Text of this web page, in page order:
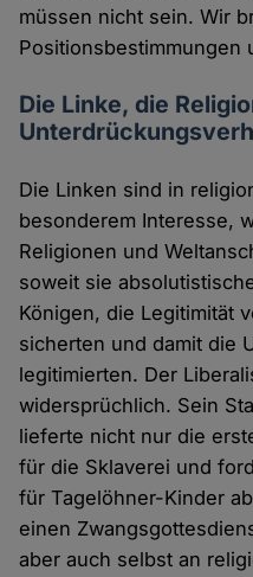
müssen nicht sein. Wir
Positionsbestimmungen
Die Linke, die
Die Linken sind in
besonderem Interesse,
Religionen und
soweit sie
Königen, die Legitimität
sicherten und damit die
legitimierten. Der
widersprüchlich. Sein
lieferte nicht nur die
für die Sklaverei und
für Tagelöhner-Kinder
einen
aber auch selbst an